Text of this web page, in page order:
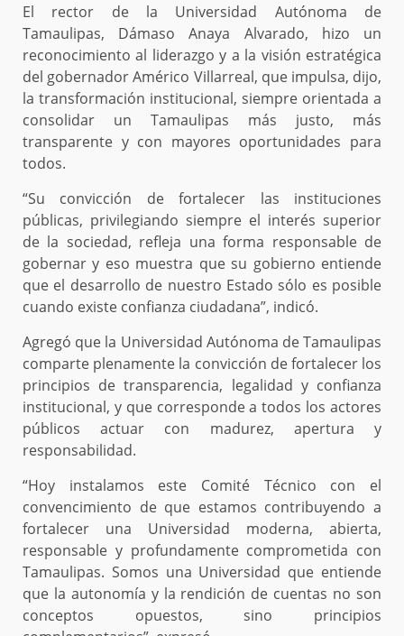
El rector de la Universidad Autónoma de
Tamaulipas, Dámaso Anaya Alvarado, hizo un
reconocimiento al liderazgo y a la visión estratégica
del gobernador Américo Villarreal, que impulsa, dijo,
la transformación institucional, siempre orientada a
consolidar un Tamaulipas más justo, más
transparente y con mayores oportunidades para
todos.
“Su convicción de fortalecer las instituciones
públicas, privilegiando siempre el interés superior
de la sociedad, refleja una forma responsable de
gobernar y eso muestra que su gobierno entiende
que el desarrollo de nuestro Estado sólo es posible
cuando existe confianza ciudadana”, indicó.
Agregó que la Universidad Autónoma de Tamaulipas
comparte plenamente la convicción de fortalecer los
principios de transparencia, legalidad y confianza
institucional, y que corresponde a todos los actores
públicos actuar con madurez, apertura y
responsabilidad.
“Hoy instalamos este Comité Técnico con el
convencimiento de que estamos contribuyendo a
fortalecer una Universidad moderna, abierta,
responsable y profundamente comprometida con
Tamaulipas. Somos una Universidad que entiende
que la autonomía y la rendición de cuentas no son
conceptos opuestos, sino principios